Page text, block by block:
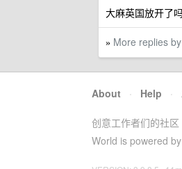
大麻英国放开了吗
» More replies
About · Help ·
创意工作者们的社区
World is powered